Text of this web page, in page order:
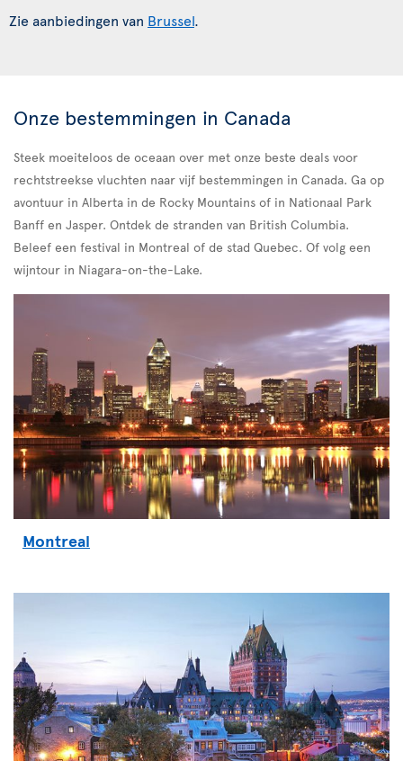
Zie aanbiedingen van Brussel.
Onze bestemmingen in Canada
Steek moeiteloos de oceaan over met onze beste deals voor
rechtstreekse vluchten naar vijf bestemmingen in Canada. Ga op
avontuur in Alberta in de Rocky Mountains of in Nationaal Park
Banff en Jasper. Ontdek de stranden van British Columbia.
Beleef een festival in Montreal of de stad Quebec. Of volg een
wijntour in Niagara-on-the-Lake.
Montreal